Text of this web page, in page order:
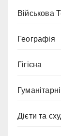
Військова
Географія
Гігієна
Дієти та